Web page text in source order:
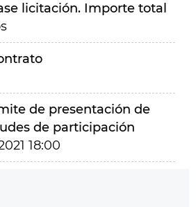
licitación. Importe total
de presentación de
de participación
18:00